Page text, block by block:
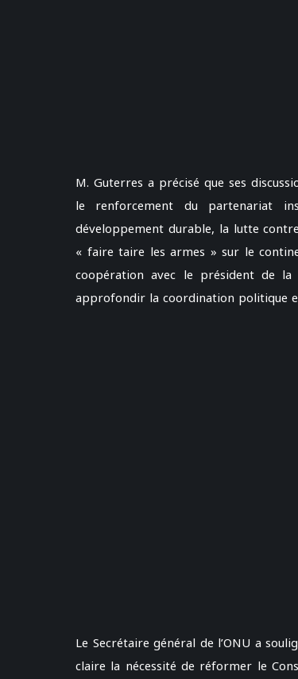
M. Guterres a précisé que ses
le renforcement du partenariat
développement durable, la lutte
« faire taire les armes » sur le
coopération avec le président de la
approfondir la coordination politique
Le Secrétaire général de l’ONU a
claire la nécessité de réformer le